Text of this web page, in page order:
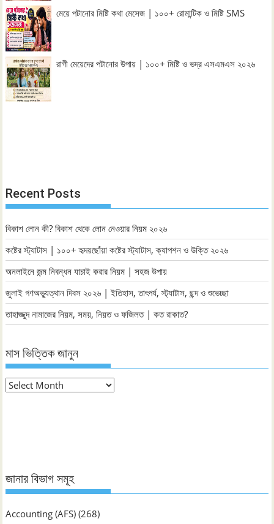
মেয়ে পটানোর মিষ্টি কথা মেসেজ | ১০০+ রোমান্টিক ও মিষ্টি SMS
রাগী মেয়েদের পটানোর উপায় | ১০০+ মিষ্টি ও ভদ্র এসএমএস ২০২৬
Recent Posts
বিকাশ লোন কী? বিকাশ থেকে লোন নেওয়ার নিয়ম ২০২৬
কষ্টের স্ট্যাটাস | ১০০+ হৃদয়ছোঁয়া কষ্টের স্ট্যাটাস, ক্যাপশন ও উক্তি ২০২৬
অনলাইনে জন্ম নিবন্ধন যাচাই করার নিয়ম | সহজ উপায়
জুলাই গণঅভ্যুত্থান দিবস ২০২৬ | ইতিহাস, তাৎপর্য, স্ট্যাটাস, ছন্দ ও শুভেচ্ছা
তাহাজ্জুদ নামাজের নিয়ম, সময়, নিয়ত ও ফজিলত | কত রাকাত?
মাস ভিত্তিক জানুন
মাস
জানার বিভাগ সমূহ
Accounting (AFS) (268)